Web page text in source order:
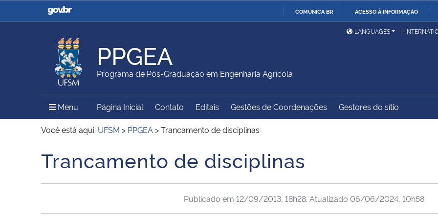
COMUNICA BR ACESSO À INFORMAÇÃO
Casa Civil
Ministério da Justiça e
Ministério da Defesa
Ministério das Relações
Exteriores
Ministério da Agricultura,
Pecuária e Abastecimento
Ministério da Educação
Ministério do Meio Ambiente Ministério do Turismo
Ministério do
Desenvolvimento Regional
Controladoria-Geral da
Secretaria de Governo
Gabinete de Segurança
Advocacia-Geral da União
LANGUAGES
PPGEA
Programa de Pós-Graduação em Engenharia Agrícola
Menu Menu Principal do Sítio
Página Inicial Contato Editais Gestões de Coordenações Gestores do sítio
Você está aqui: UFSM > PPGEA >Trancamento de disciplinas
Início do conteúdo
Trancamento de disciplinas
Publicado em 12/09/2013, 18h28. Atualizado 06/06/2024, 10h58